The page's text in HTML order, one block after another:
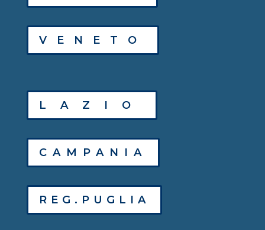
VENETO
LAZIO
CAMPANIA
REG.PUGLIA